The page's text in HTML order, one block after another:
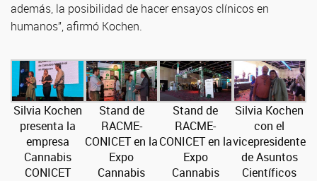
además, la posibilidad de hacer ensayos clínicos en
humanos”, afirmó Kochen.
Silvia Kochen
presenta la
empresa
Cannabis
CONICET
Stand de
RACME-
CONICET en la
Expo
Cannabis
Stand de
RACME-
CONICET en la
Expo
Cannabis
Silvia Kochen
con el
vicepresidente
de Asuntos
Científicos